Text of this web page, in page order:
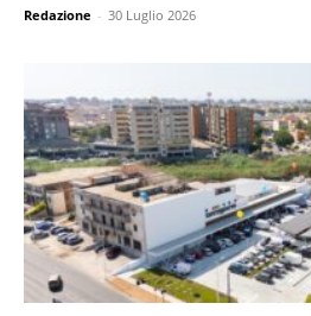
Redazione - 30 Luglio 2026